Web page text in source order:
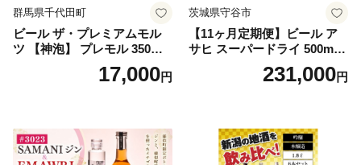
群馬県千代田町
ビール ザ・プレミアムモル
ツ 【神泡】 プレモル 350ml
× 24本 サントリー〈天然水の
ビール工場〉群馬※沖縄・離
17,000円
茨城県守谷市
【11ヶ月定期便】ビール ア
サヒ スーパードライ 500ml 2
4本 1ケース×11ヶ月 | アサヒ
ビール 究極の辛口 酒 お酒 ア
uper dry 11回 缶ビール 缶 ギ
フト 内祝い 茨城県守谷市 送
料無料
231,000円